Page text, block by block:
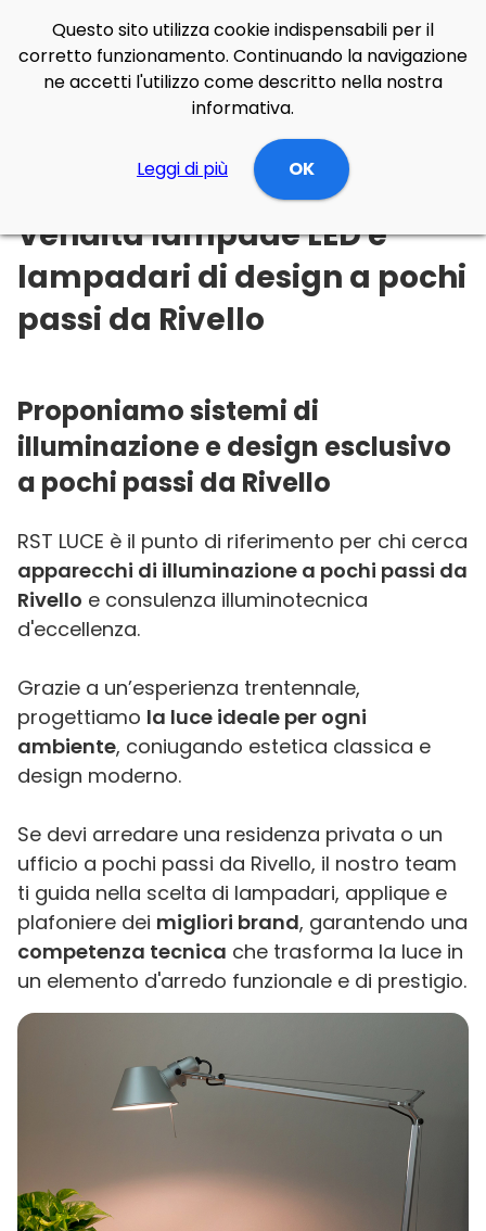
Illuminazione Online Basilicata Potenza
Vendita lampade LED e
lampadari di design a pochi
passi da Rivello
Proponiamo sistemi di
illuminazione e design esclusivo
a pochi passi da Rivello
RST LUCE è il punto di riferimento per chi cerca
apparecchi di illuminazione a pochi passi da
Rivello e consulenza illuminotecnica
d'eccellenza.
Grazie a un’esperienza trentennale,
progettiamo la luce ideale per ogni
ambiente, coniugando estetica classica e
design moderno.
Se devi arredare una residenza privata o un
ufficio a pochi passi da Rivello, il nostro team
ti guida nella scelta di lampadari, applique e
plafoniere dei migliori brand, garantendo una
competenza tecnica che trasforma la luce in
un elemento d'arredo funzionale e di prestigio.
Questo sito utilizza cookie indispensabili per il
corretto funzionamento. Continuando la navigazione
ne accetti l'utilizzo come descritto nella nostra
informativa.
Leggi di più OK